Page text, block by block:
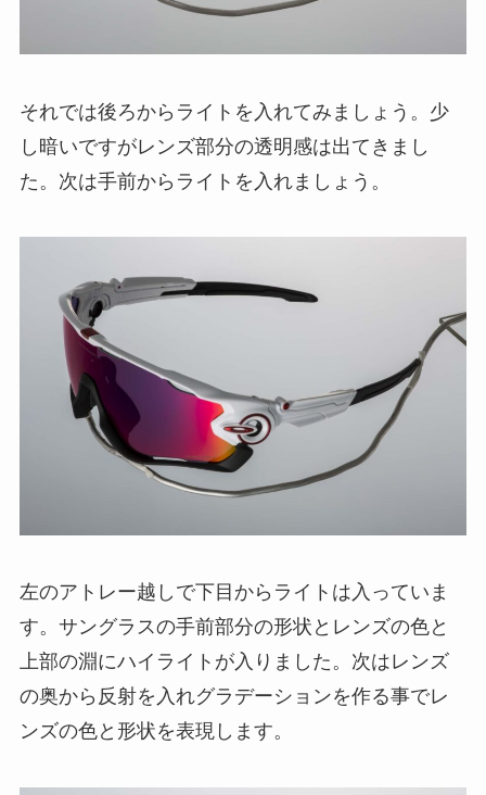
それでは後ろからライトを入れてみましょう。少
し暗いですがレンズ部分の透明感は出てきまし
た。次は手前からライトを入れましょう。
左のアトレー越しで下目からライトは入っていま
す。サングラスの手前部分の形状とレンズの色と
上部の淵にハイライトが入りました。次はレンズ
の奥から反射を入れグラデーションを作る事でレ
ンズの色と形状を表現します。